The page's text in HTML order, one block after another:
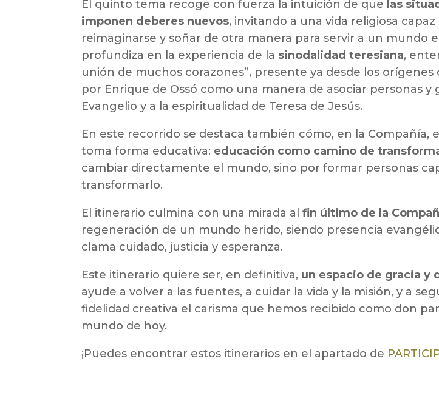
El quinto tema recoge con fuerza la intuición de que las
imponen deberes nuevos, invitando a una vida religiosa
reimaginarse y soñar de otra manera para servir a un mundo
profundiza en la experiencia de la sinodalidad teresiana,
unión de muchos corazones”, presente ya desde los orígenes
por Enrique de Ossó como una manera de asociar personas y
Evangelio y a la espiritualidad de Teresa de Jesús.
En este recorrido se destaca también cómo, en la Compañía,
toma forma educativa: educación como camino de
cambiar directamente el mundo, sino por formar personas
transformarlo.
El itinerario culmina con una mirada alfin último de la
regeneración de un mundo herido, siendo presencia
clama cuidado, justicia y esperanza.
Este itinerario quiere ser, en definitiva, un espacio de gracia y
ayude a volver a las fuentes, a cuidar la vida y la misión, y a
fidelidad creativa el carisma que hemos recibido como don
mundo de hoy.
¡Puedes encontrar estos itinerarios en el apartado de